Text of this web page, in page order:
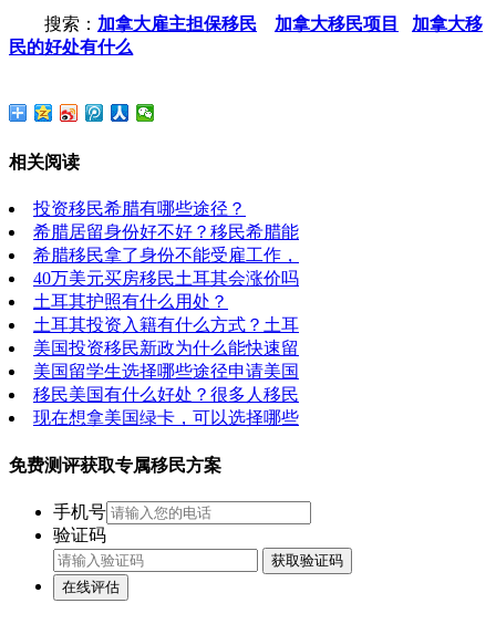
搜索： 加拿大雇主担保移民 加拿大移民项目
加拿大移
民的好处有什么
相关阅读
投资移民希腊有哪些途径？
希腊居留身份好不好？移民希腊能
希腊移民拿了身份不能受雇工作，
40万美元买房移民土耳其会涨价吗
土耳其护照有什么用处？
土耳其投资入籍有什么方式？土耳
美国投资移民新政为什么能快速留
美国留学生选择哪些途径申请美国
移民美国有什么好处？很多人移民
现在想拿美国绿卡，可以选择哪些
免费测评获取专属移民方案
手机号
验证码
获取验证码
在线评估